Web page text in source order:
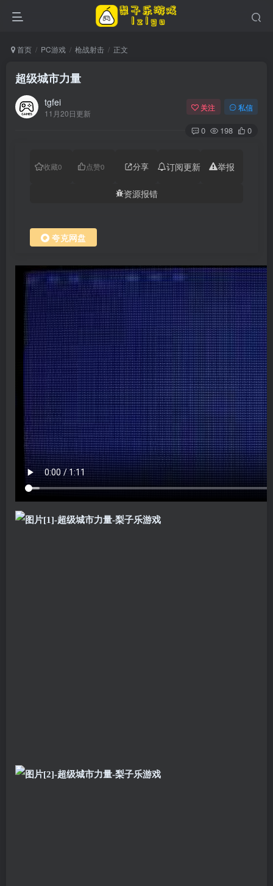
首页 PC游戏 枪战射击 正文
超级城市力量
tgfei
11月20日更新
关注 私信
0 198 0
收藏0 点赞0 分享 订阅更新 举报
资源报错
夸克网盘